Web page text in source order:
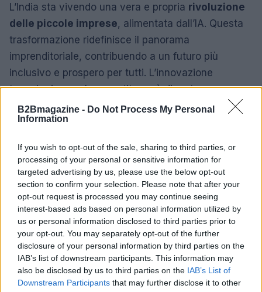
B2Bmagazine - Do Not Process My Personal
Information
If you wish to opt-out of the sale, sharing to third parties, or
processing of your personal or sensitive information for
targeted advertising by us, please use the below opt-out
section to confirm your selection. Please note that after your
opt-out request is processed you may continue seeing
interest-based ads based on personal information utilized by
us or personal information disclosed to third parties prior to
your opt-out. You may separately opt-out of the further
disclosure of your personal information by third parties on the
IAB’s list of downstream participants. This information may
also be disclosed by us to third parties on the IAB’s List of
Downstream Participants that may further disclose it to other
L’India sta vivendo una vera e propria rivoluzione
delle piccole imprese, alimentata dall’IA. Questa
trasformazione ridefinisce il panorama
imprenditoriale, contribuendo a un futuro più
inclusivo e prospero per tutti. L’innovazione
tecnologica, se ben gestita, può diventare un
motore di cambiamento positivo, contribuendo a
un’economia più dinamica e resiliente.
AUTORE
Edoardo Vitali
Edoardo Vitali ha coordinato la copertura
della ristrutturazione del mercato ittico di
Palermo, sostenendo la linea editoriale sulla
trasparenza fiscale. Capo redattore
economia, porta in redazione un tratto
pragmatico e un dettaglio personale:
conserva ancora taccuini degli incontri in Sala
delle Lapidi.